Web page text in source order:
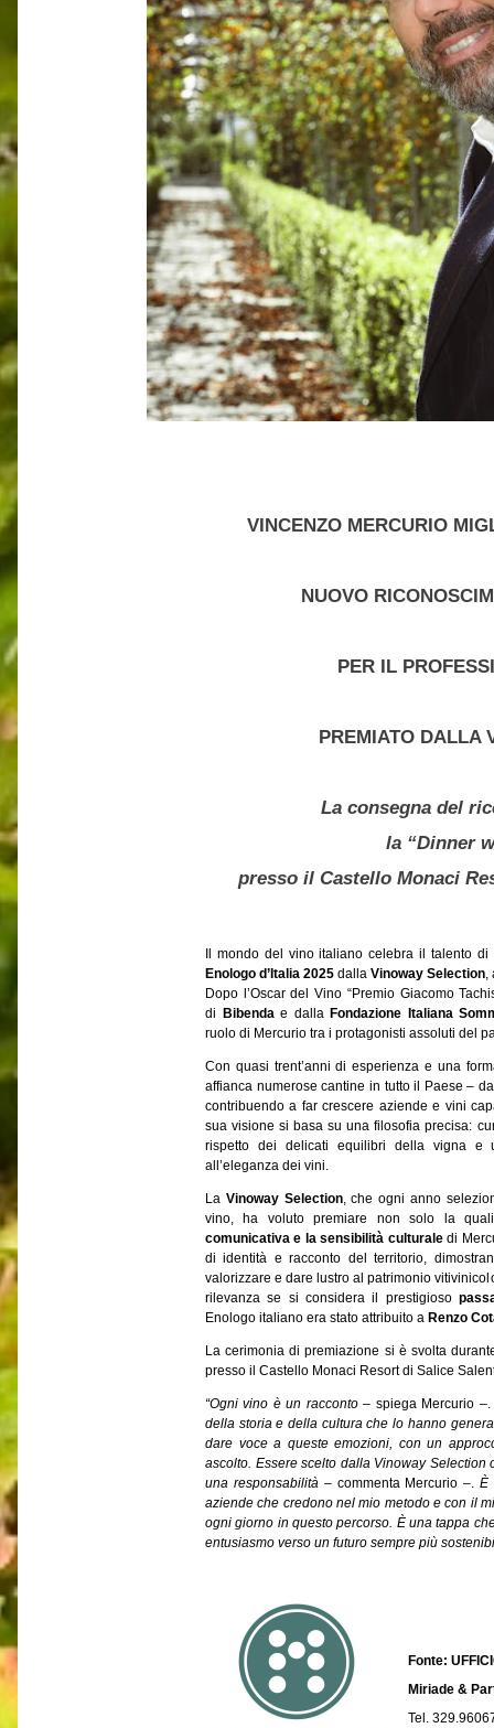
VINCENZO MERCURIO
NUOVO
PER IL
PREMIATO DALLA
La consegna del
la “Dinner
presso il Castello Monaci
Il mondo del vino italiano celebra il talento di
Enologo d’Italia 2025 dalla Vinoway Selection,
Dopo l’Oscar del Vino “Premio Giacomo
di
Bibendae dalla Fondazione Italiana
ruolo di Mercurio tra i protagonisti assoluti del
Con quasi trent’anni di esperienza e una
affianca numerose cantine in tutto il Paese –
contribuendo a far crescere aziende e vini
sua visione si basa su una filosofia precisa:
rispetto dei delicati equilibri della vigna e
all’eleganza dei vini.
La Vinoway Selection, che ogni anno
vino, ha voluto premiare non solo la
comunicativa e la sensibilità culturaledi
di identità e racconto del territorio,
valorizzare e dare lustro al patrimonio
rilevanza se si considera il prestigioso
Enologo italiano era stato attribuito a Renzo
La cerimonia di premiazione si è svolta
presso il Castello Monaci Resort di Salice
“Ogni vino è un racconto– spiega Mercurio
della storia e della cultura che lo hanno
dare voce a queste emozioni, con un
ascolto. Essere scelto dalla Vinoway
una responsabilità– commenta Mercurio –.È
aziende che credono nel mio metodo e con il
ogni giorno in questo percorso. È una tappa
entusiasmo verso un futuro sempre più
Fonte:
Miriade &
Tel.